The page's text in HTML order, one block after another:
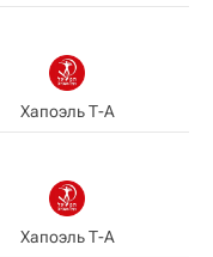
Хапоэль Т-А
Хапоэль Т-А